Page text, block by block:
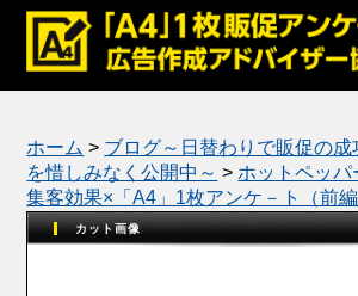
メディア掲載
公式ブログ
ホーム > ブログ～日替わりで販促の成
を惜しみなく公開中～ > ホットペッパ
集客効果×「A4」1枚アンケ－ト（前編
カット画像